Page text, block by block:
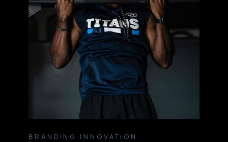
BRANDING INNOVATION